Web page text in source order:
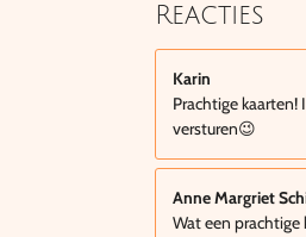
Reacties
Karin
Prachtige
versturen😉
Anne Margriet
Wat een prachtige